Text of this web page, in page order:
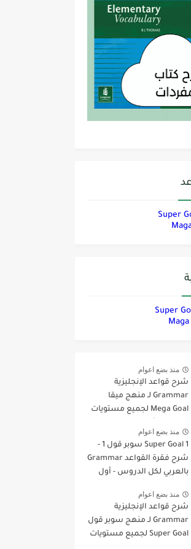
منذ بضع اعوام
شرح قواعد الإنجليزية
Grammar لـ منهج ميقا
Mega Goal لجميع مستويات
منذ بضع اعوام
Super Goal 1 سوبر قول 1 -
شرح فقرة القواعد Grammar
بالعربي لكل الدروس - أول
الأول
منذ بضع اعوام
شرح قواعد الإنجليزية
Grammar لـ منهج سوبر قول
Super Goal لجميع مستويات